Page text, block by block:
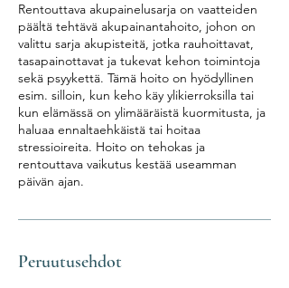
Rentouttava akupainelusarja on vaatteiden
päältä tehtävä akupainantahoito, johon on
valittu sarja akupisteitä, jotka rauhoittavat,
tasapainottavat ja tukevat kehon toimintoja
sekä psyykettä. Tämä hoito on hyödyllinen
esim. silloin, kun keho käy ylikierroksilla tai
kun elämässä on ylimääräistä kuormitusta, ja
haluaa ennaltaehkäistä tai hoitaa
stressioireita. Hoito on tehokas ja
rentouttava vaikutus kestää useamman
päivän ajan.
Peruutusehdot